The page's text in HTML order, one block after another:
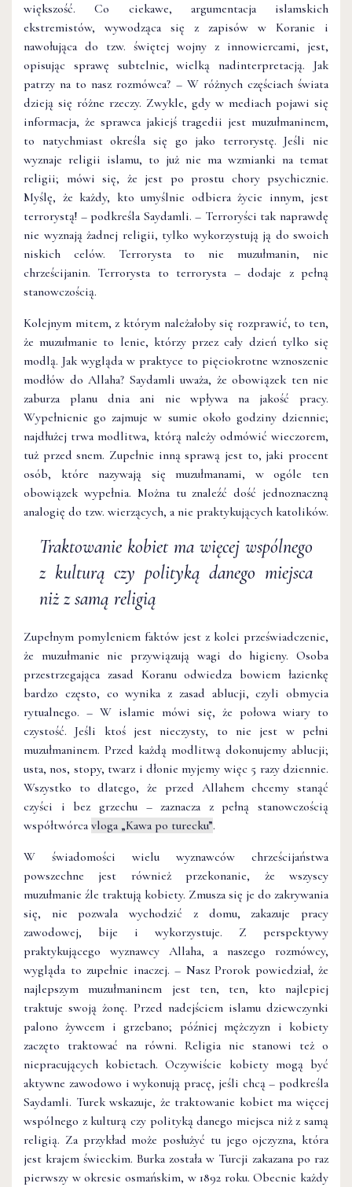
większość. Co ciekawe, argumentacja islamskich
ekstremistów, wywodząca się z zapisów w Koranie i
nawołująca do tzw. świętej wojny z innowiercami, jest,
opisując sprawę subtelnie, wielką nadinterpretacją. Jak
patrzy na to nasz rozmówca? – W różnych częściach świata
dzieją się różne rzeczy. Zwykle, gdy w mediach pojawi się
informacja, że sprawca jakiejś tragedii jest muzułmaninem,
to natychmiast określa się go jako terrorystę. Jeśli nie
wyznaje religii islamu, to już nie ma wzmianki na temat
religii; mówi się, że jest po prostu chory psychicznie.
Myślę, że każdy, kto umyślnie odbiera życie innym, jest
terrorystą! – podkreśla Saydamli. – Terroryści tak naprawdę
nie wyznają żadnej religii, tylko wykorzystują ją do swoich
niskich celów. Terrorysta to nie muzułmanin, nie
chrześcijanin. Terrorysta to terrorysta – dodaje z pełną
stanowczością.
Kolejnym mitem, z którym należałoby się rozprawić, to ten,
że muzułmanie to lenie, którzy przez cały dzień tylko się
modlą. Jak wygląda w praktyce to pięciokrotne wznoszenie
modłów do Allaha? Saydamli uważa, że obowiązek ten nie
zaburza planu dnia ani nie wpływa na jakość pracy.
Wypełnienie go zajmuje w sumie około godziny dziennie;
najdłużej trwa modlitwa, którą należy odmówić wieczorem,
tuż przed snem. Zupełnie inną sprawą jest to, jaki procent
osób, które nazywają się muzułmanami, w ogóle ten
obowiązek wypełnia. Można tu znaleźć dość jednoznaczną
analogię do tzw. wierzących, a nie praktykujących katolików.
Traktowanie kobiet ma więcej wspólnego
z kulturą czy polityką danego miejsca
niż z samą religią
Zupełnym pomyleniem faktów jest z kolei przeświadczenie,
że muzułmanie nie przywiązują wagi do higieny. Osoba
przestrzegająca zasad Koranu odwiedza bowiem łazienkę
bardzo często, co wynika z zasad ablucji, czyli obmycia
rytualnego. – W islamie mówi się, że połowa wiary to
czystość. Jeśli ktoś jest nieczysty, to nie jest w pełni
muzułmaninem. Przed każdą modlitwą dokonujemy ablucji;
usta, nos, stopy, twarz i dłonie myjemy więc 5 razy dziennie.
Wszystko to dlatego, że przed Allahem chcemy stanąć
czyści i bez grzechu – zaznacza z pełną stanowczością
współtwórca vloga „Kawa po turecku”.
W świadomości wielu wyznawców chrześcijaństwa
powszechne jest również przekonanie, że wszyscy
muzułmanie źle traktują kobiety. Zmusza się je do zakrywania
się, nie pozwala wychodzić z domu, zakazuje pracy
zawodowej, bije i wykorzystuje. Z perspektywy
praktykującego wyznawcy Allaha, a naszego rozmówcy,
wygląda to zupełnie inaczej. – Nasz Prorok powiedział, że
najlepszym muzułmaninem jest ten, ten, kto najlepiej
traktuje swoją żonę. Przed nadejściem islamu dziewczynki
palono żywcem i grzebano; później mężczyzn i kobiety
zaczęto traktować na równi. Religia nie stanowi też o
niepracujących kobietach. Oczywiście kobiety mogą być
aktywne zawodowo i wykonują pracę, jeśli chcą – podkreśla
Saydamli. Turek wskazuje, że traktowanie kobiet ma więcej
wspólnego z kulturą czy polityką danego miejsca niż z samą
religią. Za przykład może posłużyć tu jego ojczyzna, która
jest krajem świeckim. Burka została w Turcji zakazana po raz
pierwszy w okresie osmańskim, w 1892 roku. Obecnie każdy